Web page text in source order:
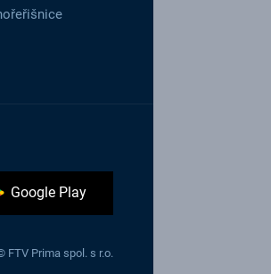
Google Play
FTV Prima spol. s r.o.